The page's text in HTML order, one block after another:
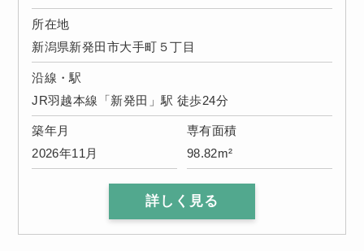
所在地
新潟県新発田市大手町５丁目
沿線・駅
JR羽越本線「新発田」駅 徒歩24分
築年月
2026年11月
専有面積
98.82m²
詳しく見る